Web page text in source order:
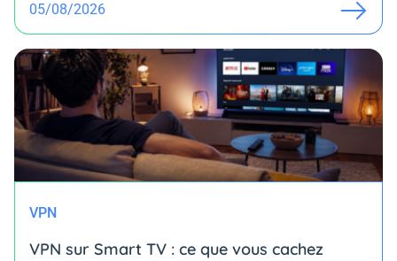
05/08/2026
VPN
VPN sur Smart TV : ce que vous cachez